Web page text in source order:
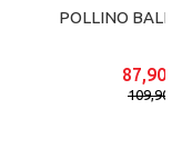
POLLINO
87,90
109,90